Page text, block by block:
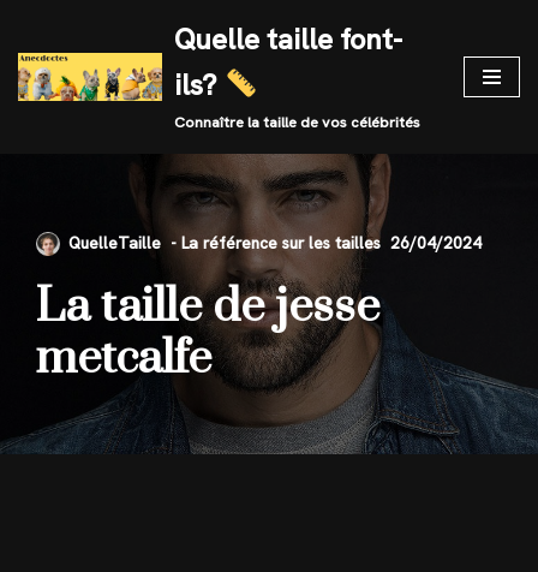
Skip
to
Quelle taille font-
ils?
Connaître la taille de vos célébrités
QuelleTaille 26/04/2024
La taille de jesse
metcalfe